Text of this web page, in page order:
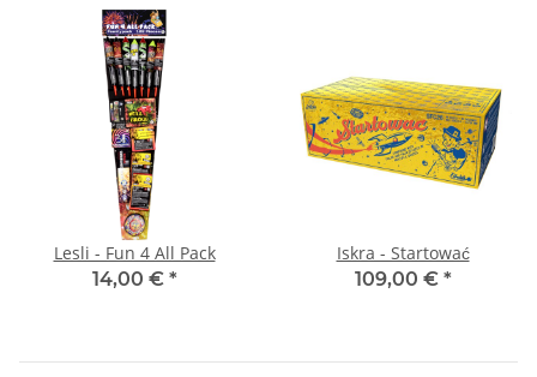
Lesli - Fun 4 All Pack
14,00 € *
Iskra - Startować
109,00 € *